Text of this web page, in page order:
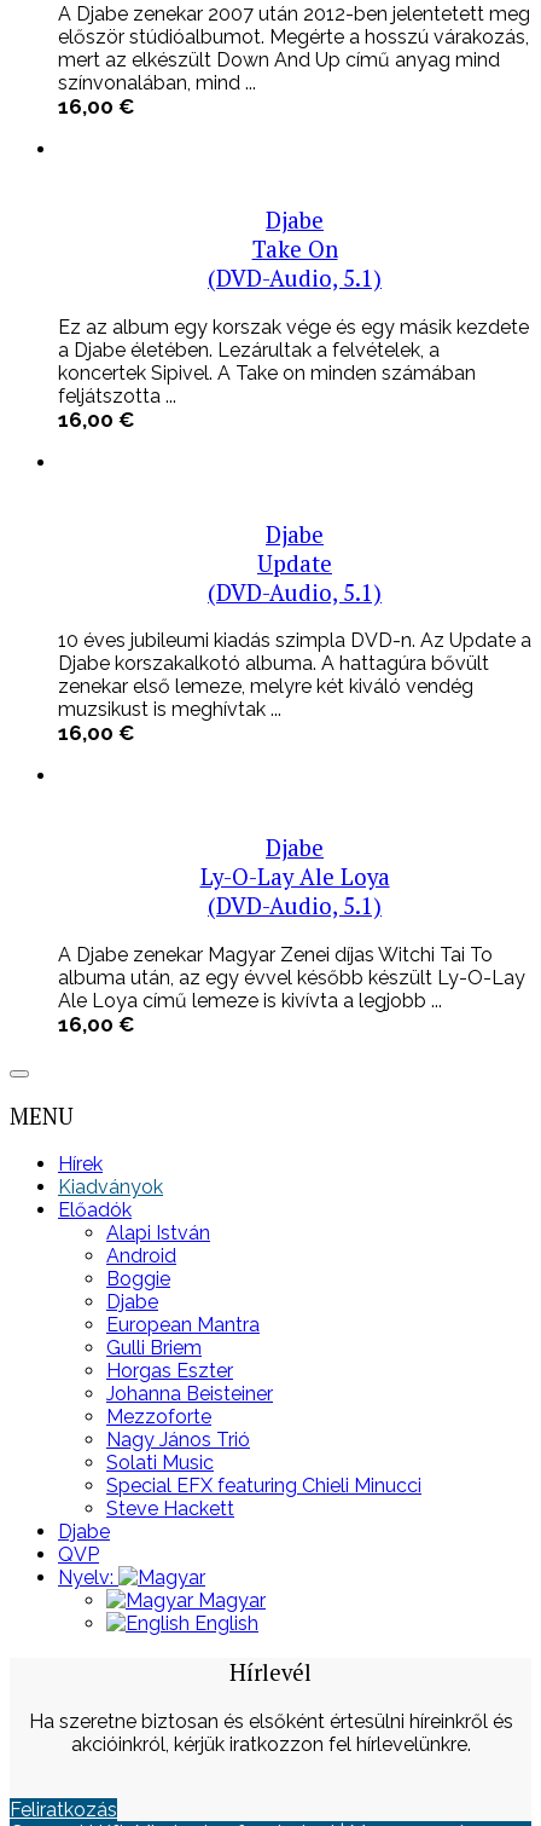
A Djabe zenekar 2007 után 2012-ben jelentetett meg
először stúdióalbumot. Megérte a hosszú várakozás,
mert az elkészült Down And Up című anyag mind
színvonalában, mind ...
16,00 €
Djabe
Take On
(DVD-Audio, 5.1)
Ez az album egy korszak vége és egy másik kezdete
a Djabe életében. Lezárultak a felvételek, a
koncertek Sipivel. A Take on minden számában
feljátszotta ...
16,00 €
Djabe
Update
(DVD-Audio, 5.1)
10 éves jubileumi kiadás szimpla DVD-n. Az Update a
Djabe korszakalkotó albuma. A hattagúra bővült
zenekar első lemeze, melyre két kiváló vendég
muzsikust is meghívtak ...
16,00 €
Djabe
Ly-O-Lay Ale Loya
(DVD-Audio, 5.1)
A Djabe zenekar Magyar Zenei díjas Witchi Tai To
albuma után, az egy évvel később készült Ly-O-Lay
Ale Loya című lemeze is kivívta a legjobb ...
16,00 €
MENU
Hírek
Kiadványok
Előadók
Alapi István
Android
Boggie
Djabe
European Mantra
Gulli Briem
Horgas Eszter
Johanna Beisteiner
Mezzoforte
Nagy János Trió
Solati Music
Special EFX featuring Chieli Minucci
Steve Hackett
Djabe
QVP
Nyelv:
Magyar
English
Hírlevél
Ha szeretne biztosan és elsőként értesülni híreinkről és
akcióinkról, kérjük iratkozzon fel hírlevelünkre.
Feliratkozás